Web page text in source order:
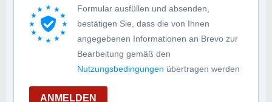
Formular ausfüllen und absenden,
bestätigen Sie, dass die von Ihnen
angegebenen Informationen an Brevo zur
Bearbeitung gemäß den
Nutzungsbedingungen übertragen werden
ANMELDEN